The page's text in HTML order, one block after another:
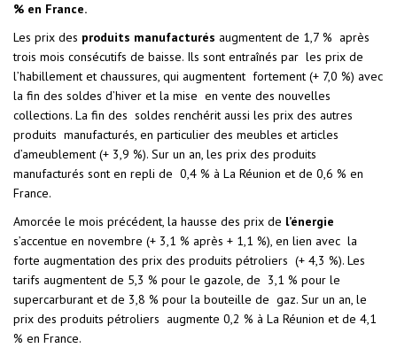
% en France.
Les prix des produits manufacturés augmentent de 1,7 % après
trois mois consécutifs de baisse. Ils sont entraînés par les prix de
l’habillement et chaussures, qui augmentent fortement (+ 7,0 %) avec
la fin des soldes d’hiver et la mise en vente des nouvelles
collections. La fin des soldes renchérit aussi les prix des autres
produits manufacturés, en particulier des meubles et articles
d’ameublement (+ 3,9 %). Sur un an, les prix des produits
manufacturés sont en repli de 0,4 % à La Réunion et de 0,6 % en
France.
Amorcée le mois précédent, la hausse des prix de l’énergie
s’accentue en novembre (+ 3,1 % après + 1,1 %), en lien avec la
forte augmentation des prix des produits pétroliers (+ 4,3 %). Les
tarifs augmentent de 5,3 % pour le gazole, de 3,1 % pour le
supercarburant et de 3,8 % pour la bouteille de gaz. Sur un an, le
prix des produits pétroliers augmente 0,2 % à La Réunion et de 4,1
% en France.